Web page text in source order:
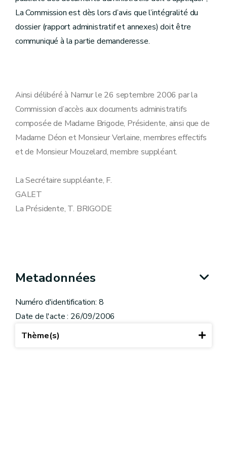
La Commission est dès lors d’avis que l’intégralité du
dossier (rapport administratif et annexes) doit être
communiqué à la partie demanderesse.
Ainsi délibéré à Namur le 26 septembre 2006 par la
Commission d’accès aux documents administratifs
composée de Madame Brigode, Présidente, ainsi que de
Madame Déon et Monsieur Verlaine, membres effectifs
et de Monsieur Mouzelard, membre suppléant.
La Secrétaire suppléante, F.
GALET
La Présidente, T. BRIGODE
Metadonnées
Numéro d'identification: 8
Date de l'acte : 26/09/2006
Thème(s)